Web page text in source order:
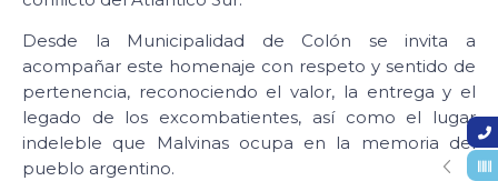
Desde la Municipalidad de Colón se invita a
acompañar este homenaje con respeto y sentido de
pertenencia, reconociendo el valor, la entrega y el
legado de los excombatientes, así como el lugar
indeleble que Malvinas ocupa en la memoria del
pueblo argentino.